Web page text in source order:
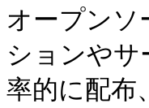
オープン
ションや
率的に配布